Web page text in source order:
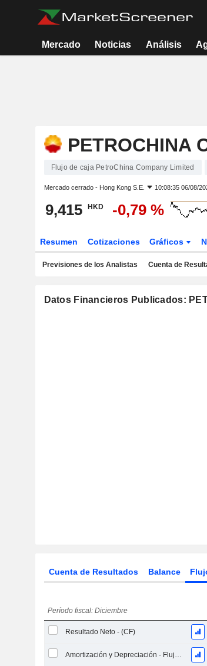
Mercado Noticias Análisis
PETROCHINA
Flujo de caja PetroChina Company Limited
Mercado cerrado - Hong Kong S.E. 10:08:35 06/08/
9,415 HKD -0,79 %
Resumen Cotizaciones Gráficos
Previsiones de los Analistas Cuenta de
Datos Financieros Publicados:
Cuenta de Resultados Balance
Período fiscal: Diciembre
Resultado Neto - (CF)
Amortización y Depreciación - Flujo de Efectivo